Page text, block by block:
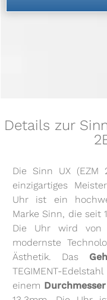
Details zur
Die Sinn UX (EZM
einzigartiges
Uhr ist ein
Marke Sinn, die seit
Die Uhr wird von
modernste
Ästhetik. Das
TEGIMENT-
einem Durchmesser